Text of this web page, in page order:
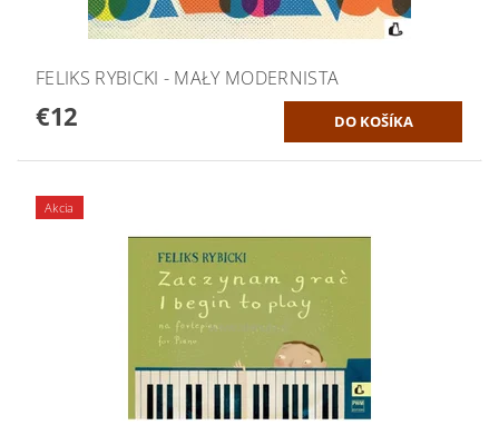
FELIKS RYBICKI - MAŁY MODERNISTA
€12
Akcia